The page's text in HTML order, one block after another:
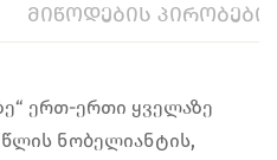
მიწოდების პირობები
ერთ-ერთი ყველაზე
წლის ნობელიანტის,